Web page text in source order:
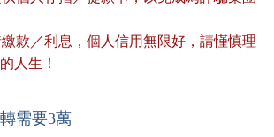
款／利息，個人信用無限好，請慬慎理
人生！
需要3萬